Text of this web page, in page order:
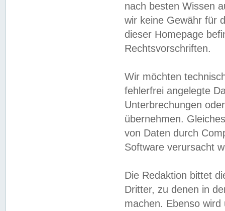
nach besten Wissen
wir keine Gewähr für
dieser Homepage
Rechtsvorschriften.
Wir möchten
fehlerfrei angelegte
Unterbrechungen
übernehmen.
von Daten durch
Software verursacht
Die Redaktion bittet
Dritter, zu denen in
machen. Ebenso